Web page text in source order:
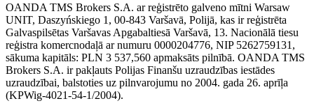
OANDA TMS Brokers S.A. ar reģistrēto galveno mītni Warsaw
UNIT, Daszyńskiego 1, 00-843 Varšavā, Polijā, kas ir reģistrēta
Galvaspilsētas Varšavas Apgabaltiesā Varšavā, 13. Nacionālā tiesu
reģistra komercnodaļā ar numuru 0000204776, NIP 5262759131,
sākuma kapitāls: PLN 3 537,560 apmaksāts pilnībā. OANDA TMS
Brokers S.A. ir pakļauts Polijas Finanšu uzraudzības iestādes
uzraudzībai, balstoties uz pilnvarojumu no 2004. gada 26. aprīļa
(KPWig-4021-54-1/2004).